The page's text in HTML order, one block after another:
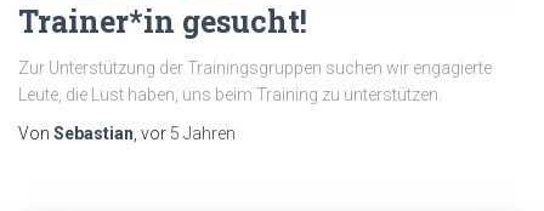
Trainer*in gesucht!
Zur Unterstützung der Trainingsgruppen suchen wir engagierte
Leute, die Lust haben, uns beim Training zu unterstützen.
Von Sebastian, vor 5 Jahren